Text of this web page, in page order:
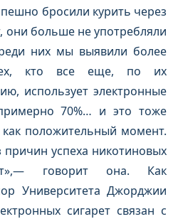
бросили курить через
они больше не употребляли
них мы выявили более
кто все еще, по их
использует электронные
70%… и это тоже
положительный момент.
успеха никотиновых
говорит она. Как
Университета Джорджии
сигарет связан с